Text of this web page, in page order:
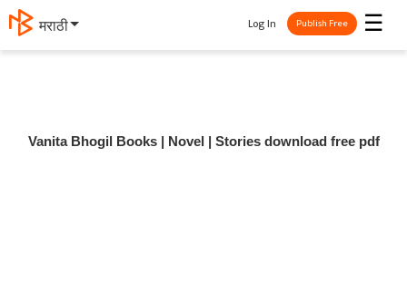
मराठी ☰
Log In Publish Free
Vanita Bhogil Books | Novel | Stories download free pdf